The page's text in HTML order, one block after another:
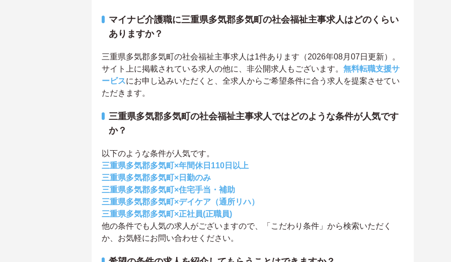
マイナビ介護職に三重県多気郡多気町の社会福祉主事求人はどのくらい
ありますか？
三重県多気郡多気町の社会福祉主事求人は1件あります（2026年08月07日更新）。
サイト上に掲載されている求人の他に、非公開求人もございます。 無料転職支援サ
ービスにお申し込みいただくと、全求人からご希望条件に合う求人を提案させてい
ただきます。
三重県多気郡多気町の社会福祉主事求人ではどのような条件が人気です
か？
以下のような条件が人気です。
三重県多気郡多気町×年間休日110日以上
三重県多気郡多気町×日勤のみ
三重県多気郡多気町×住宅手当・補助
三重県多気郡多気町×デイケア（通所リハ）
三重県多気郡多気町×正社員(正職員)
他の条件でも人気の求人がございますので、「こだわり条件」から検索いただく
か、お気軽にお問い合わせください。